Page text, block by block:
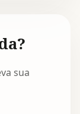
sua